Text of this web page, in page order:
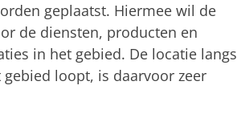
geplaatst. Hiermee wil de
de diensten, producten en
in het gebied. De locatie langs
loopt, is daarvoor zeer